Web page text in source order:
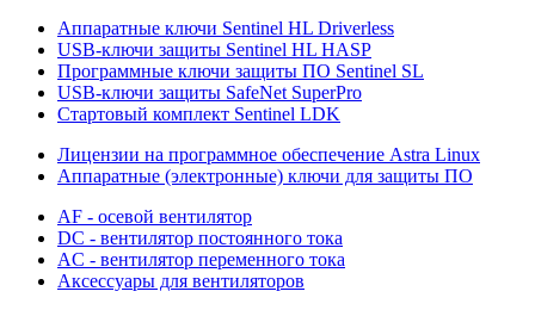
Аппаратные ключи Sentinel HL Driverless
USB-ключи защиты Sentinel HL HASP
Программные ключи защиты ПО Sentinel SL
USB-ключи защиты SafeNet SuperPro
Стартовый комплект Sentinel LDK
Лицензии на программное обеспечение Astra Linux
Аппаратные (электронные) ключи для защиты ПО
AF - осевой вентилятор
DC - вентилятор постоянного тока
AC - вентилятор переменного тока
Аксессуары для вентиляторов